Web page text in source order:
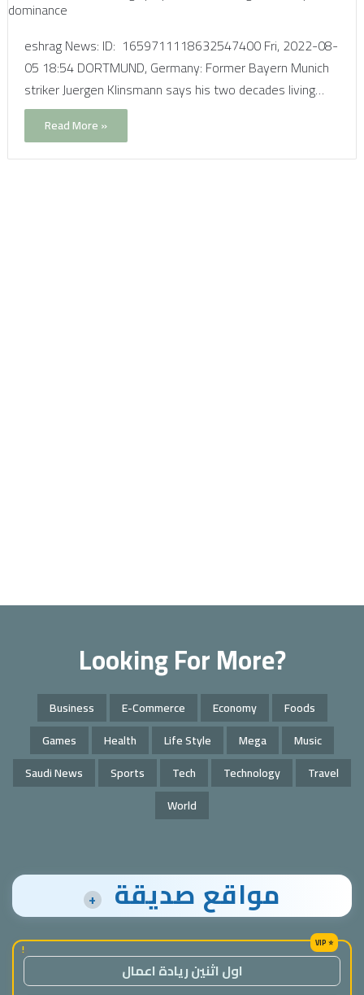
eshrag News: ID: 1659711118632547400 Fri, 2022-08-
05 18:54 DORTMUND, Germany: Former Bayern Munich
striker Juergen Klinsmann says his two decades living…
Read More »
Looking For More?
Business E-Commerce Economy
Foods
Games
Health Life Style Mega
Music
Saudi News
Sports Tech Technology
Travel
World
مواقع صديقة +
!
اول اثنين ريادة اعمال